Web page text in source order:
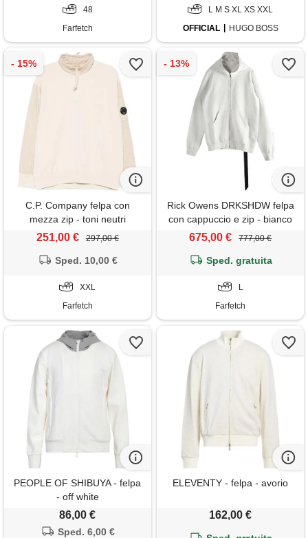
48
Farfetch
L M S XL XS XXL
OFFICIAL
HUGO BOSS
C.P. Company felpa con
mezza zip - toni neutri
251,00 € 297,00 €
Sped. 10,00 €
XXL
Farfetch
Rick Owens DRKSHDW felpa
con cappuccio e zip - bianco
675,00 € 777,00 €
Sped. gratuita
L
Farfetch
PEOPLE OF SHIBUYA - felpa
- off white
86,00 €
Sped. 6,00 €
ELEVENTY - felpa - avorio
162,00 €